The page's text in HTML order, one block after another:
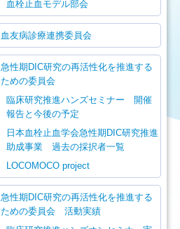
血栓止血モデル部会
血友病診療連携委員会
急性期DIC研究の再活性化を推進する
ための委員会
臨床研究推進ハンズセミナー 開催
報告と今後の予定
日本血栓止血学会急性期DIC研究推進
助成事業 過去の採択者一覧
LOCOMOCO project
急性期DIC研究の再活性化を推進する
ための委員会 活動実績